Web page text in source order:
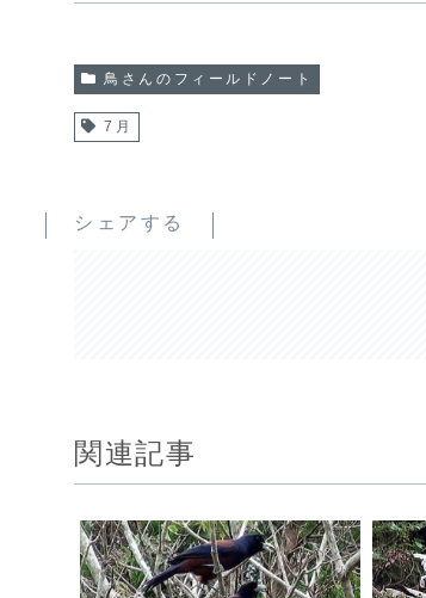
鳥さんのフィールドノート
7月
シェアする
関連記事